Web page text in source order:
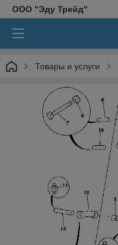
ООО "Эду Трейд"
Товары и услуги